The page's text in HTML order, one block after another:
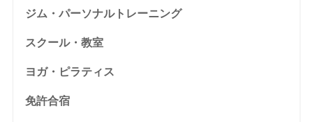
ジム・パーソナルトレーニング
スクール・教室
ヨガ・ピラティス
免許合宿